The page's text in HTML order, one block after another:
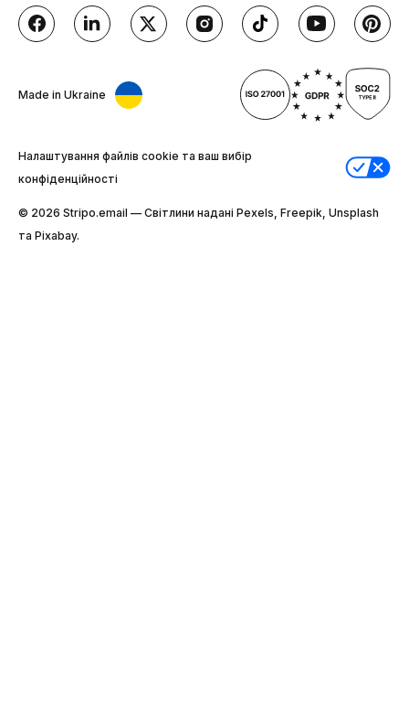
Made in Ukraine
Налаштування файлів cookie та ваш вибір
конфіденційності
© 2026 Stripо.email — Світлини надані Pexels, Freepik, Unsplash
та Pixabay.